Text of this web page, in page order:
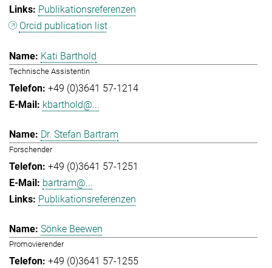
Publikationsreferenzen
Orcid publication list
Kati Barthold
Technische Assistentin
+49 (0)3641 57-1214
kbarthold@...
Dr. Stefan Bartram
Forschender
+49 (0)3641 57-1251
bartram@...
Publikationsreferenzen
Sönke Beewen
Promovierender
+49 (0)3641 57-1255